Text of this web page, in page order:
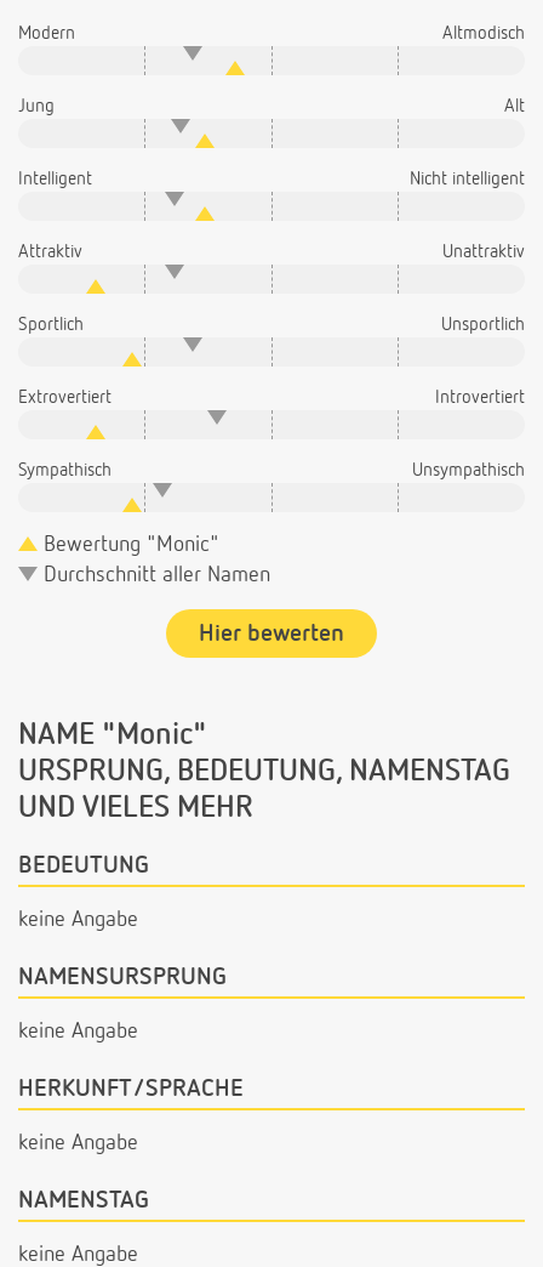
Modern Altmodisch
Jung Alt
Intelligent Nicht intelligent
Attraktiv Unattraktiv
Sportlich Unsportlich
Extrovertiert Introvertiert
Sympathisch Unsympathisch
Bewertung "Monic"
Durchschnitt aller Namen
Hier bewerten
NAME "Monic"
URSPRUNG, BEDEUTUNG, NAMENSTAG
UND VIELES MEHR
BEDEUTUNG
keine Angabe
NAMENSURSPRUNG
keine Angabe
HERKUNFT/SPRACHE
keine Angabe
NAMENSTAG
keine Angabe